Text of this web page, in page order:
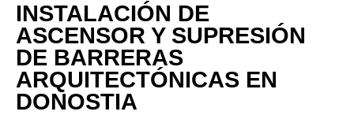
INSTALACIÓN DE
ASCENSOR Y SUPRESIÓN
DE BARRERAS
ARQUITECTÓNICAS EN
DONOSTIA